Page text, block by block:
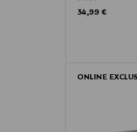
Original Price
34,99 €
ONLINE